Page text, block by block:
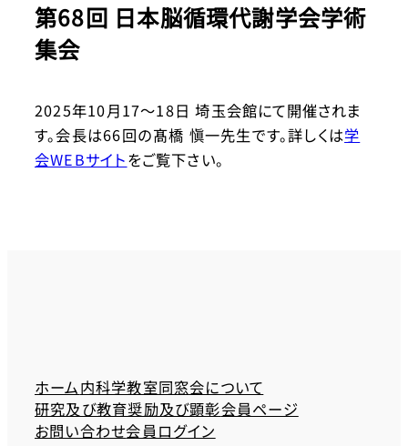
第68回 日本脳循環代謝学会学術
集会
2025年10月17～18日 埼玉会館にて開催されま
す。会長は66回の髙橋 愼一先生です。詳しくは学
会WEBサイトをご覧下さい。
ホーム内科学教室同窓会について
研究及び教育奨励及び顕彰会員ページ
お問い合わせ会員ログイン